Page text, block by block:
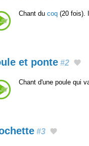
Chant du coq (20 fois).
et ponte #2
Chant d'une poule qui
#3